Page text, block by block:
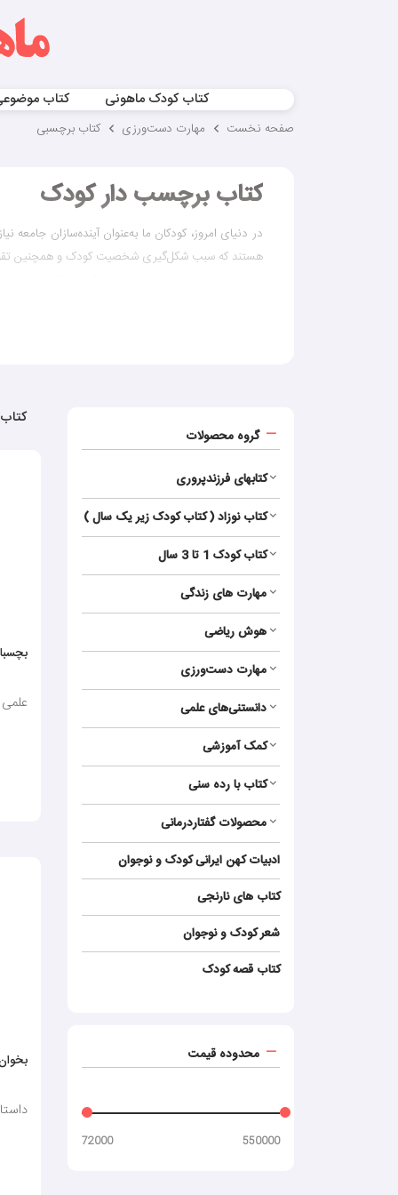
کتاب کودک ماهونی کتاب
صفحه نخست مهارت‌ دست‌ورزی کتاب برچسبی
کتاب برچسب دار کودک
در دنیای امروز، کودکان ما به‌عنوان آینده‌سازان
هستند که سبب شکل‌گیری شخصیت کودک و همچنین
کتاب برچسب دار کودک یک نوآوری جدید است که با
استفاده از برچسب‌ها و تصاویر جذاب، تجربه
گروه محصولات
کتابهای فرزندپروری
کتاب نوزاد ( کتاب کودک زیر یک سال )
کتاب کودک 1 تا 3 سال
مهارت های زندگی
هوش ریاضی
مهارت‌ دست‌ورزی
دانستنی‌های علمی
کمک آموزشی
کتاب با رده سنی
محصولات گفتاردرمانی
ادبیات کهن ایرانی کودک و نوجوان
کتاب‌ های نارنجی
شعر کودک و نوجوان
کتاب قصه کودک
محدوده قیمت
550000
72000
بچسبان و
علمی -